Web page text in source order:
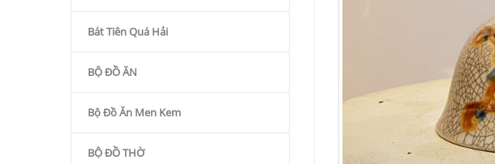
Bát Tiên Quá Hải
BỘ ĐỒ ĂN
Bộ Đồ Ăn Men Kem
BỘ ĐỒ THỜ